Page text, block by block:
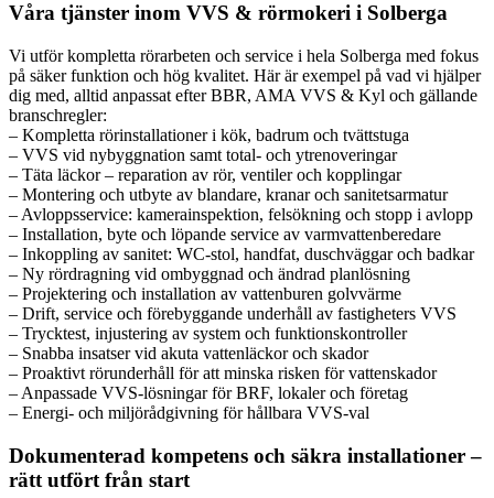
Våra tjänster inom VVS & rörmokeri i Solberga
Vi utför kompletta rörarbeten och service i hela Solberga med fokus
på säker funktion och hög kvalitet. Här är exempel på vad vi hjälper
dig med, alltid anpassat efter BBR, AMA VVS & Kyl och gällande
branschregler:
– Kompletta rörinstallationer i kök, badrum och tvättstuga
– VVS vid nybyggnation samt total- och ytrenoveringar
– Täta läckor – reparation av rör, ventiler och kopplingar
– Montering och utbyte av blandare, kranar och sanitetsarmatur
– Avloppsservice: kamerainspektion, felsökning och stopp i avlopp
– Installation, byte och löpande service av varmvattenberedare
– Inkoppling av sanitet: WC-stol, handfat, duschväggar och badkar
– Ny rördragning vid ombyggnad och ändrad planlösning
– Projektering och installation av vattenburen golvvärme
– Drift, service och förebyggande underhåll av fastigheters VVS
– Trycktest, injustering av system och funktionskontroller
– Snabba insatser vid akuta vattenläckor och skador
– Proaktivt rörunderhåll för att minska risken för vattenskador
– Anpassade VVS-lösningar för BRF, lokaler och företag
– Energi- och miljörådgivning för hållbara VVS-val
Dokumenterad kompetens och säkra installationer –
rätt utfört från start